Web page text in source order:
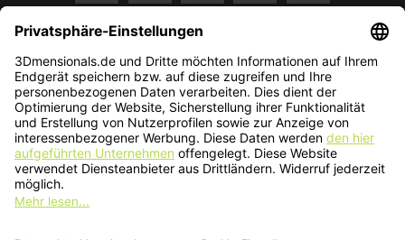
* Alle Preise in EUR inkl. gesetzl. Mehrwertsteuer zzgl. Versandkosten.
Änderungen und Irrtümer vorbehalten. Nur solange der Vorrat reicht.
© 2026 3Dmensionals / PONTIALIS GmbH & Co. KG - All Rights Reserved.​
Kundenbewertung